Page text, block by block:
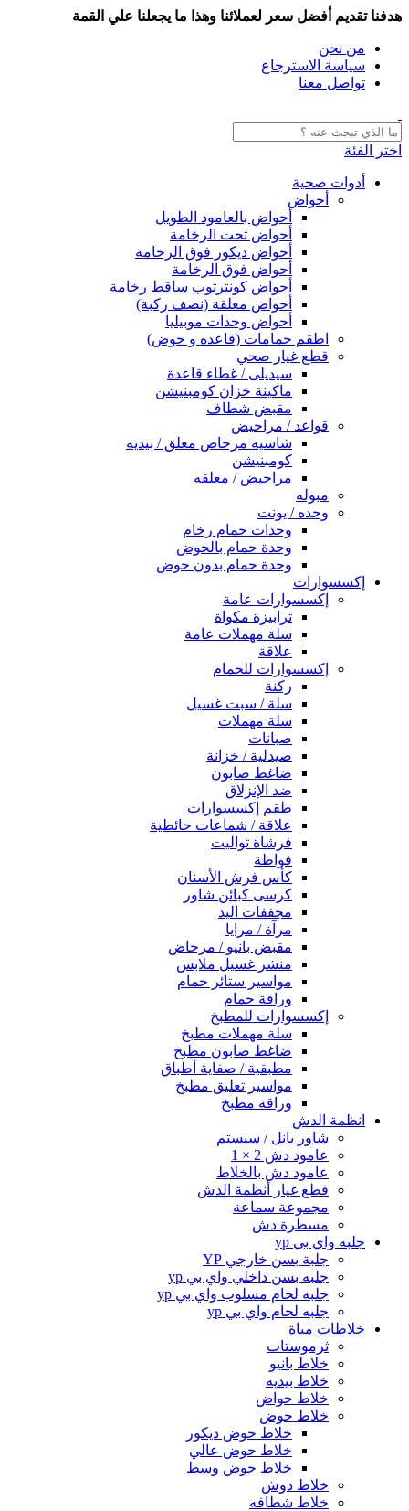
هدفنا تقديم أفضل سعر لعملائنا وهذا ما يجعلنا علي القمة
من نحن
سياسة الاسترجاع
تواصل معنا
اختر الفئة
أدوات صحية
أحواض
أحواض بالعامود الطويل
أحواض تحت الرخامة
أحواض ديكور فوق الرخامة
أحواض فوق الرخامة
أحواض كونترتوب ساقط رخامة
أحواض معلقة (نصف ركبة)
أحواض وحدات موبيليا
اطقم حمامات (قاعده و حوض)
قطع غيار صحي
سيديلى / غطاء قاعدة
ماكينة خزان كومبنيشن
مقبض شطاف
قواعد / مراحيض
شاسيه مرحاض معلق / بيديه
كومبنيشن
مراحيض / معلقه
مبوله
وحده / يونت
وحدات حمام رخام
وحدة حمام بالحوض
وحدة حمام بدون حوض
إكسسوارات
إكسسوارات عامة
ترابيزة مكواة
سلة مهملات عامة
علاقة
إكسسوارات للحمام
ركنة
سلة / سبت غسيل
سلة مهملات
صبانات
صيدلية / خزانة
ضاغط صابون
ضد الإنزلاق
طقم إكسسوارات
علاقة / شماعات حائطية
فرشاة تواليت
فواطة
كأس فرش الأسنان
كرسى كبائن شاور
مجففات اليد
مرآة / مرايا
مقبض بانيو / مرحاض
منشر غسيل ملابس
مواسير ستائر حمام
وراقة حمام
إكسسوارات للمطبخ
سلة مهملات مطبخ
ضاغط صابون مطبخ
مطبقية / صفاية أطباق
مواسير تعليق مطبخ
وراقة مطبخ
انظمة الدش
شاور بانل / سيستم
عامود دش 2 × 1
عامود دش بالخلاط
قطع غيار أنظمة الدش
مجموعة سماعة
مسطرة دش
جلبه واي بي yp
جلبة بسن خارجي YP
جلبه بسن داخلي واي بي yp
جلبه لحام مسلوب واي بي yp
جلبه لحام واي بي yp
خلاطات مياة
ثرموستات
خلاط بانيو
خلاط بيديه
خلاط حواض
خلاط حوض
خلاط حوض ديكور
خلاط حوض عالي
خلاط حوض وسط
خلاط دوش
خلاط شطافه